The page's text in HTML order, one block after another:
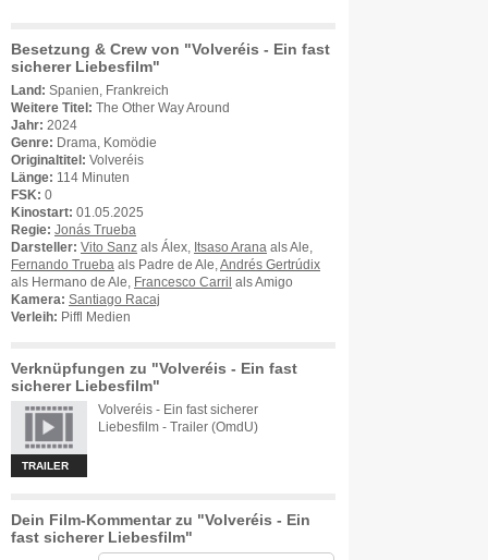
Besetzung & Crew von "Volveréis - Ein fast
sicherer Liebesfilm"
Land: Spanien, Frankreich
Weitere Titel: The Other Way Around
Jahr: 2024
Genre: Drama, Komödie
Originaltitel: Volveréis
Länge: 114 Minuten
FSK: 0
Kinostart: 01.05.2025
Regie: Jonás Trueba
Darsteller: Vito Sanz als Álex, Itsaso Arana als Ale,
Fernando Trueba als Padre de Ale, Andrés Gertrúdix
als Hermano de Ale,
Francesco Carril als Amigo
Kamera: Santiago Racaj
Verleih: Piffl Medien
Verknüpfungen zu "Volveréis - Ein fast
sicherer Liebesfilm"
TRAILER
Volveréis - Ein fast sicherer
Liebesfilm - Trailer (OmdU)
Dein Film-Kommentar zu "Volveréis - Ein
fast sicherer Liebesfilm"